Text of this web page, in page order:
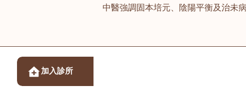
中醫強調固本培元、陰陽平衡及治未
加入診所